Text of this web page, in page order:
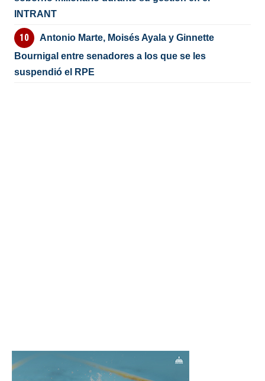
INTRANT
Antonio Marte, Moisés Ayala y Ginnette
Bournigal entre senadores a los que se les
suspendió el RPE